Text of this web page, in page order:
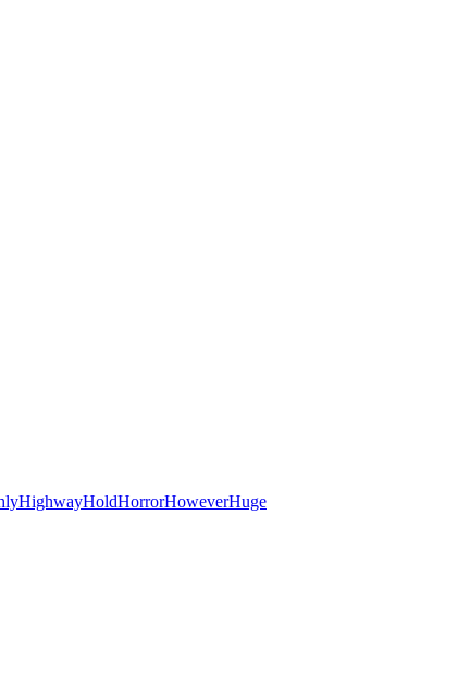
HighwayHoldHorrorHoweverHuge